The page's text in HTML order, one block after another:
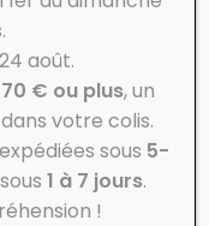
Coussin de
août.
70 € ou plus, un
votre colis.
sous 5-
sous 1 à 7 jours.
!